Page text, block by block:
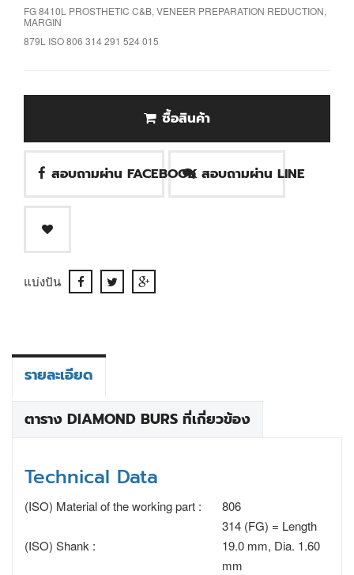
FG 8410L PROSTHETIC C&B, VENEER PREPARATION REDUCTION,
MARGIN
879L ISO 806 314 291 524 015
ซื้อสินค้า
สอบถามผ่าน FACEBOOK สอบถามผ่าน LINE
แบ่งปัน
รายละเอียด
ตาราง DIAMOND BURS ที่เกี่ยวข้อง
Technical Data
(ISO) Material of the working part : 806
(ISO) Shank :
314 (FG) = Length
19.0 mm, Dia. 1.60
mm